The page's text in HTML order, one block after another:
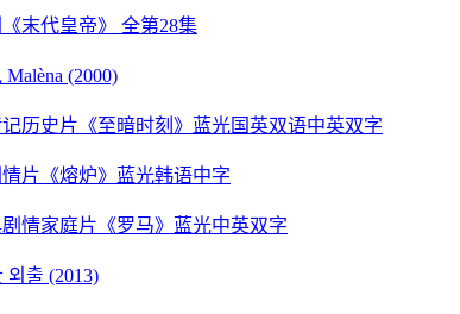
末代皇帝》 全第28集
(2000)
历史片《至暗时刻》蓝光国英双语中英双字
片《熔炉》蓝光韩语中字
情家庭片《罗马》蓝光中英双字
출 (2013)